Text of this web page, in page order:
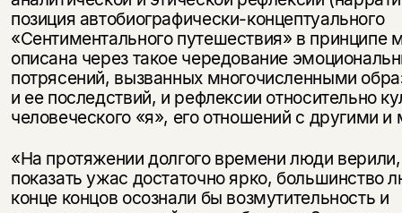
позиция автобиографически-концептуального
«Сентиментального путе­шествия» в принципе
описана через такое чередование
потрясений, вызванных многочисленными
и ее последствий, и рефлексии относительно
человеческого «я», его от­ношений с другими
«На протяжении долгого времени люди
показать ужас достаточно ярко, большинство
конце концов осознали бы возму­тительность и
Подписка на рассылку
Раз в неделю мы отправляем рассылку
о книгах и событиях «НЛО».
Этой книги временно
нет в продаже.
Вы можете подписаться на
уведомления, и при поступлении книги
на склад получить письмо на указанный